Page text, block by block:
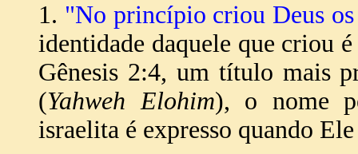
1. "No princípio criou Deus os
identidade daquele que criou
Gênesis 2:4, um título mais
(Yahweh Elohim), o nome
israelita é expresso quando